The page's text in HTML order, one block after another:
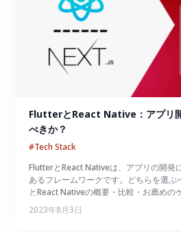
FlutterとReact Native：アプリ
べきか？
#Tech Stack
FlutterとReact Nativeは、アプリの開発
あるフレームワークです。どちらを選
とReact Nativeの概要・比較・お薦めの
2023年8月3日